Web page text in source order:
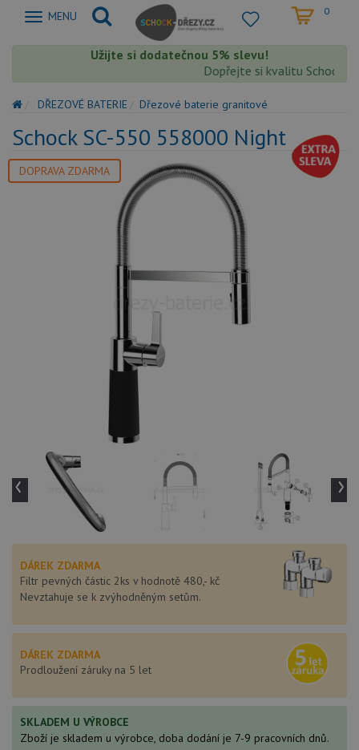
Zobrazit
MENU 0
Užijte si dodatečnou 5% slevu!
Dopřejte si kvalitu Schock s
DŘEZOVÉ BATERIE Dřezové baterie granitové
Schock SC-550 558000 Night
DOPRAVA ZDARMA
‹ ›
DÁREK ZDARMA
Filtr pevných částic 2ks v hodnotě 480,- kč
Nevztahuje se k zvýhodněným setům.
DÁREK ZDARMA
Prodloužení záruky na 5 let
SKLADEM U VÝROBCE
Zboží je skladem u výrobce, doba dodání je 7-9 pracovních dnů.